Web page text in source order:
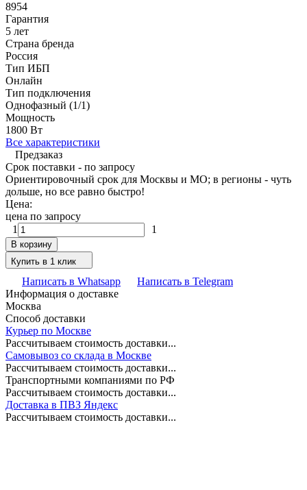
8954
Гарантия
5 лет
Страна бренда
Россия
Тип ИБП
Онлайн
Тип подключения
Однофазный (1/1)
Мощность
1800 Вт
Все характеристики
Предзаказ
Срок поставки - по запросу
Ориентировочный срок для Москвы и МО; в регионы - чуть
дольше, но все равно быстро!
Цена:
цена по запросу
1
1
В корзину
Купить в 1 клик
Написать в Whatsapp
Написать в Telegram
Информация о доставке
Москва
Способ доставки
Курьер по Москве
Рассчитываем стоимость доставки...
Самовывоз со склада в Москве
Рассчитываем стоимость доставки...
Транспортными компаниями по РФ
Рассчитываем стоимость доставки...
Доставка в ПВЗ Яндекс
Рассчитываем стоимость доставки...